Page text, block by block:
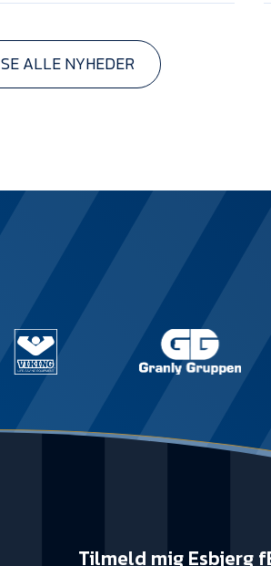
SE ALLE NYHEDER
Tilmeld mig Esbjerg